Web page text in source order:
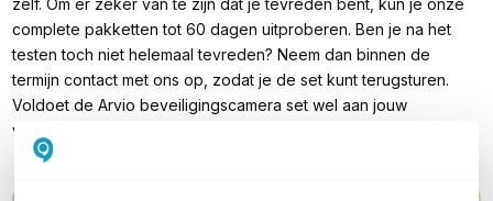
zelf. Om er zeker van te zijn dat je tevreden bent, kun je onze
complete pakketten tot 60 dagen uitproberen. Ben je na het
testen toch niet helemaal tevreden? Neem dan binnen de
termijn contact met ons op, zodat je de set kunt terugsturen.
Voldoet de Arvio beveiligingscamera set wel aan jouw
verwachtingen, dan heb je standaard 2 jaar garantie.